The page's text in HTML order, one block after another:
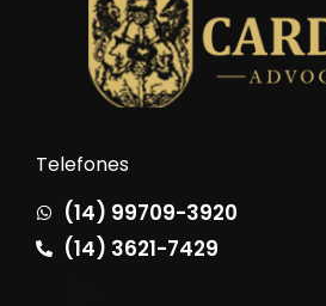
Telefones
(14) 99709-3920
(14) 3621-7429